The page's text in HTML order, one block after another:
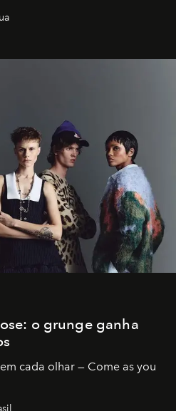
o grunge ganha
cada olhar — Come as you